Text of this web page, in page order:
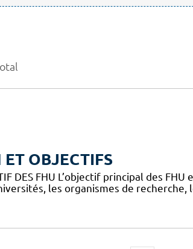
ET OBJECTIFS
DES FHU L’objectif principal des
les organismes de